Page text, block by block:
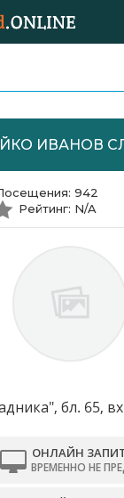
ИВАНОВ
942
Рейтинг: N/A
бл. 65,
ОНЛАЙН
ВРЕМЕННО НЕ